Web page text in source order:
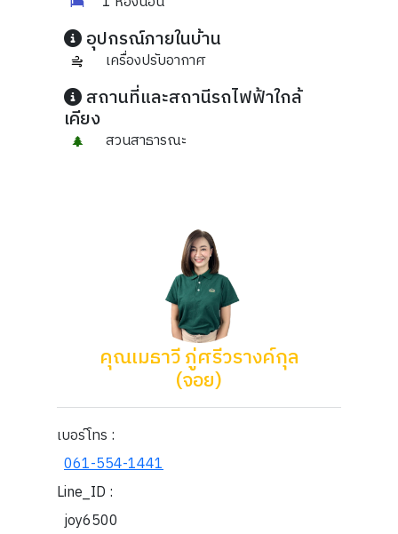
อุปกรณ์ภายในบ้าน
เครื่องปรับอากาศ
สถานที่และสถานีรถไฟฟ้าใกล้
เคียง
สวนสาธารณะ
คุณเมธาวี ภู่ศรีวรางค์กุล
(จอย)
เบอร์โทร :
061-554-1441
Line_ID :
joy6500